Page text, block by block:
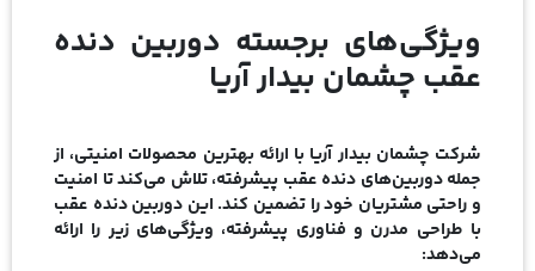
ویژگی‌های برجسته دوربین دنده
عقب چشمان بیدار آریا
شرکت چشمان بیدار آریا با ارائه بهترین محصولات امنیتی، از
جمله دوربین‌های دنده عقب پیشرفته، تلاش می‌کند تا امنیت
و راحتی مشتریان خود را تضمین کند. این دوربین دنده عقب
با طراحی مدرن و فناوری پیشرفته، ویژگی‌های زیر را ارائه
می‌دهد: